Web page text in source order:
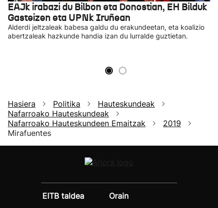
EAJk irabazi du Bilbon eta Donostian, EH Bilduk
Gasteizen eta UPNk Iruñean
Alderdi jeltzaleak babesa galdu du erakundeetan, eta koalizio
abertzaleak hazkunde handia izan du lurralde guztietan.
Hasiera Politika
Hauteskundeak
Nafarroako Hauteskundeak
Nafarroako Hauteskundeen Emaitzak
2019
Mirafuentes
EITB taldea
Orain